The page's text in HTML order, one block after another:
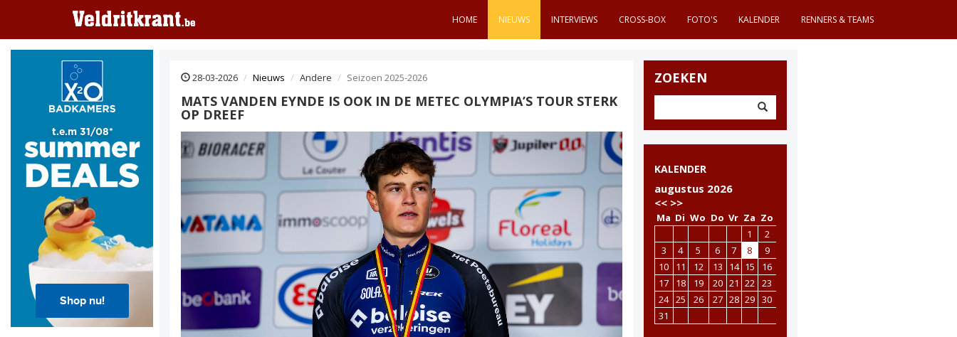
HOME NIEUWS INTERVIEWS CROSS-BOX FOTO'S KALENDER RENNERS & TEAMS
28-03-2026 Nieuws Andere Seizoen 2025-2026
MATS VANDEN EYNDE IS OOK IN DE METEC OLYMPIA’S TOUR STERK
OP DREEF
ZOEKEN
KALENDER
augustus 2026
<< >>
Ma Di Wo Do Vr Za Zo
1
2
3
4 5 6 7 8
9
10
11 12 13 14 15
16
17
18 19 20 21 22 23
24 25 26 27 28 29 30
31